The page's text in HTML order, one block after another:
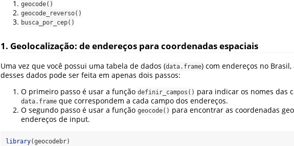
geocode()
geocode_reverso()
busca_por_cep()
1. Geolocalização: de endereços para coordenadas espaciais
Uma vez que você possui uma tabela de dados (data.frame) com endereços no Brasil,
desses dados pode ser feita em apenas dois passos:
O primeiro passo é usar a função definir_campos() para indicar os nomes das
data.frame que correspondem a cada campo dos endereços.
O segundo passo é usar a função geocode() para encontrar as coordenadas
endereços de input.
library(geocodebr)